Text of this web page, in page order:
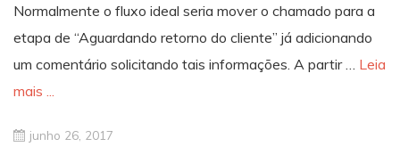
Normalmente o fluxo ideal seria mover o chamado para a
etapa de “Aguardando retorno do cliente” já adicionando
um comentário solicitando tais informações. A partir … Leia
mais ...
junho 26, 2017